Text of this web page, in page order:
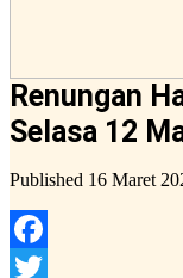
Renungan
Selasa 12
Published 16 Maret
Facebook